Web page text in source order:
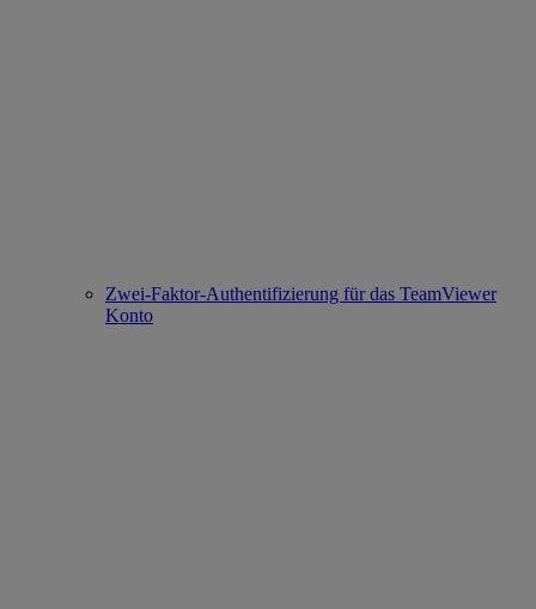
Zwei-Faktor-Authentifizierung für das TeamViewer
Konto